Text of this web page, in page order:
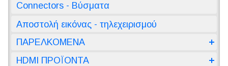
Connectors - Βύσματα
Αποστολή εικόνας - τηλεχειρισμού
ΠΑΡΕΛΚΟΜΕΝΑ
HDMI ΠΡΟΪΟΝΤΑ